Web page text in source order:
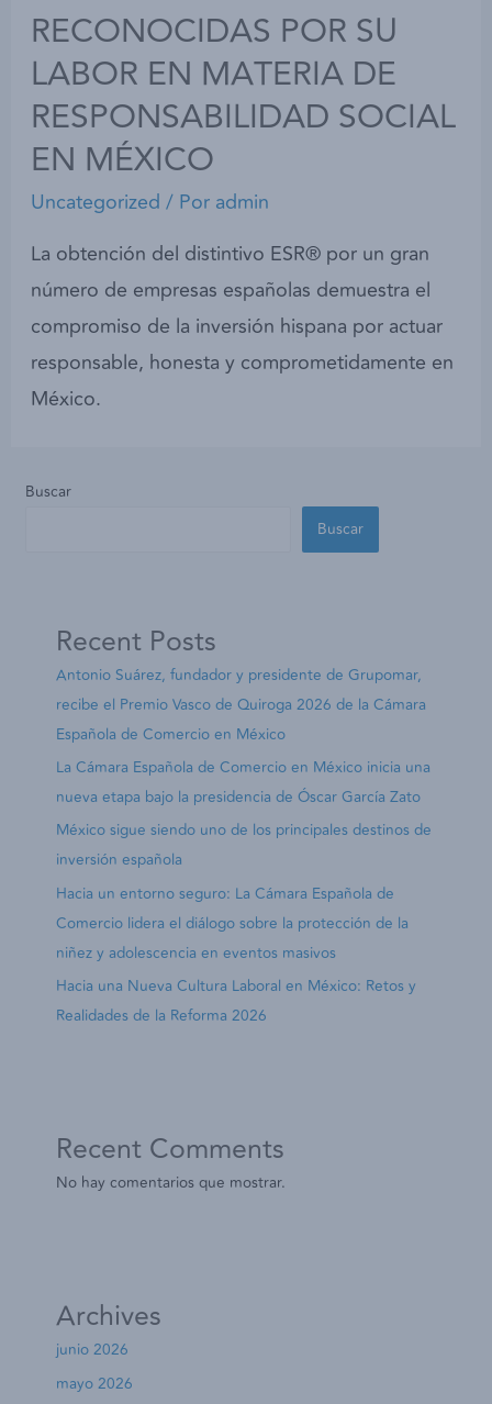
RECONOCIDAS POR SU
LABOR EN MATERIA DE
RESPONSABILIDAD SOCIAL
EN MÉXICO
Uncategorized / Por admin
La obtención del distintivo ESR® por un gran
número de empresas españolas demuestra el
compromiso de la inversión hispana por actuar
responsable, honesta y comprometidamente en
México.
Buscar
Buscar
Recent Posts
Antonio Suárez, fundador y presidente de Grupomar,
recibe el Premio Vasco de Quiroga 2026 de la Cámara
Española de Comercio en México
La Cámara Española de Comercio en México inicia una
nueva etapa bajo la presidencia de Óscar García Zato
México sigue siendo uno de los principales destinos de
inversión española
Hacia un entorno seguro: La Cámara Española de
Comercio lidera el diálogo sobre la protección de la
niñez y adolescencia en eventos masivos
Hacia una Nueva Cultura Laboral en México: Retos y
Realidades de la Reforma 2026
Recent Comments
No hay comentarios que mostrar.
Archives
junio 2026
mayo 2026